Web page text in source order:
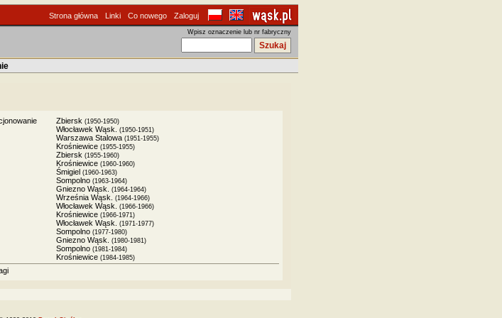
Strona główna Linki Co nowego Zaloguj
Wpisz oznaczenie lub nr fabryczny
Zbiersk (1950-1950)
Włocławek Wąsk. (1950-1951)
Warszawa Stalowa (1951-1955)
Krośniewice (1955-1955)
Zbiersk (1955-1960)
Krośniewice (1960-1960)
Śmigiel (1960-1963)
Sompolno (1963-1964)
Gniezno Wąsk. (1964-1964)
Września Wąsk. (1964-1966)
Włocławek Wąsk. (1966-1966)
Krośniewice (1966-1971)
Włocławek Wąsk. (1971-1977)
Sompolno (1977-1980)
Gniezno Wąsk. (1980-1981)
Sompolno (1981-1984)
Krośniewice (1984-1985)